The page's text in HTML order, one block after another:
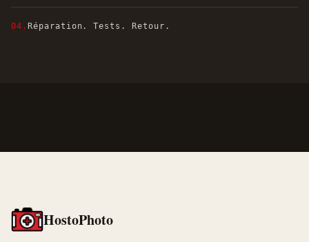
04. Réparation. Tests. Retour.
HostoPhoto